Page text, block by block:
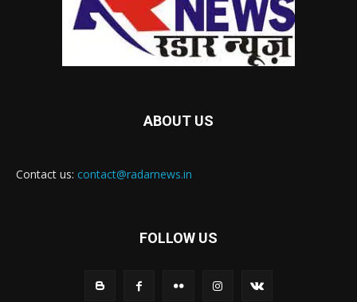
ABOUT US
Contact us: contact@radarnews.in
FOLLOW US